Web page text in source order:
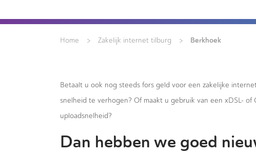
Home > Zakelijk internet tilburg > Berkhoek
Betaalt u ook nog steeds fors geld voor een zakelijke
snelheid te verhogen? Of maakt u gebruik van een xDSL-
uploadsnelheid?
Dan hebben we goed